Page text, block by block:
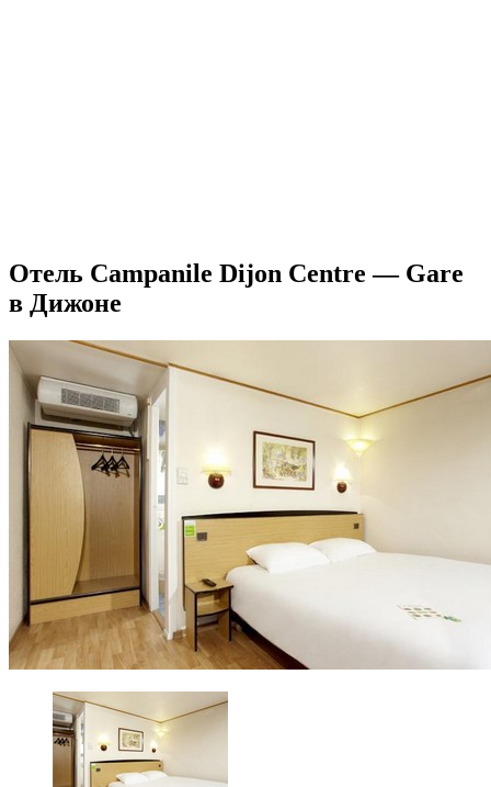
Отель Campanile Dijon Centre — Gare
в Дижоне